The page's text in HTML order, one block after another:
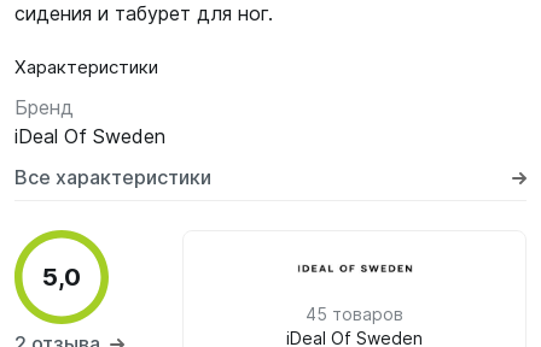
сидения и табурет для ног.
Характеристики
Бренд
iDeal Of Sweden
Все характеристики
5,0
45 товаров
iDeal Of Sweden